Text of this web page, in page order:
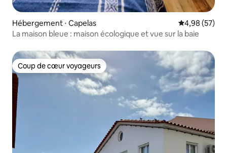
Hébergement ⋅ Capelas Évaluation
4,98 (57)
La maison bleue : maison écologique et vue sur la baie
Coup de cœur voyageurs
Coup de cœur voyageurs